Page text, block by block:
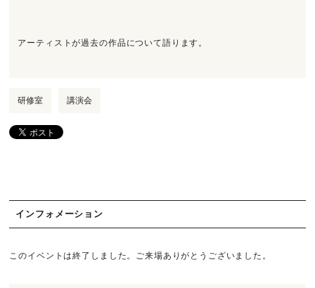
アーティストが過去の作品について語ります。
研修室 講演会
インフォメーション
このイベントは終了しました。ご来場ありがとうございました。